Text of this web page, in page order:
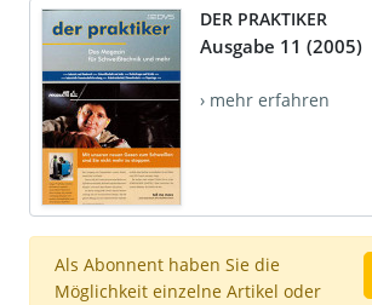
DER PRAKTIKER
Ausgabe 11 (2005)
› mehr erfahren
Als Abonnent haben Sie die
Möglichkeit einzelne Artikel oder